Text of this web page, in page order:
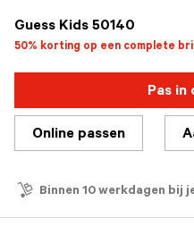
Guess Kids 50140
50% korting op een complete
Pas in
Online passen
Binnen 10 werkdagen bij